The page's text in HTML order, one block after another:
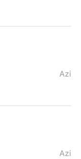
Azi
Azi